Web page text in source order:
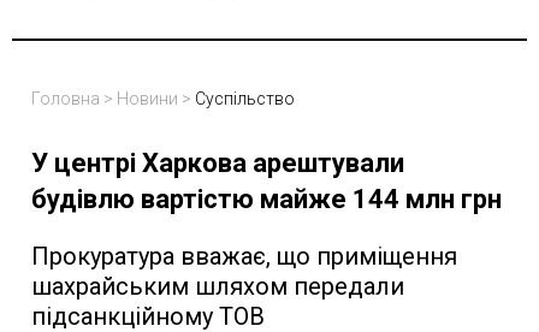
Головна > Новини > Суспільство
У центрі Харкова арештували
будівлю вартістю майже 144 млн грн
Прокуратура вважає, що приміщення
шахрайським шляхом передали
підсанкційному ТОВ